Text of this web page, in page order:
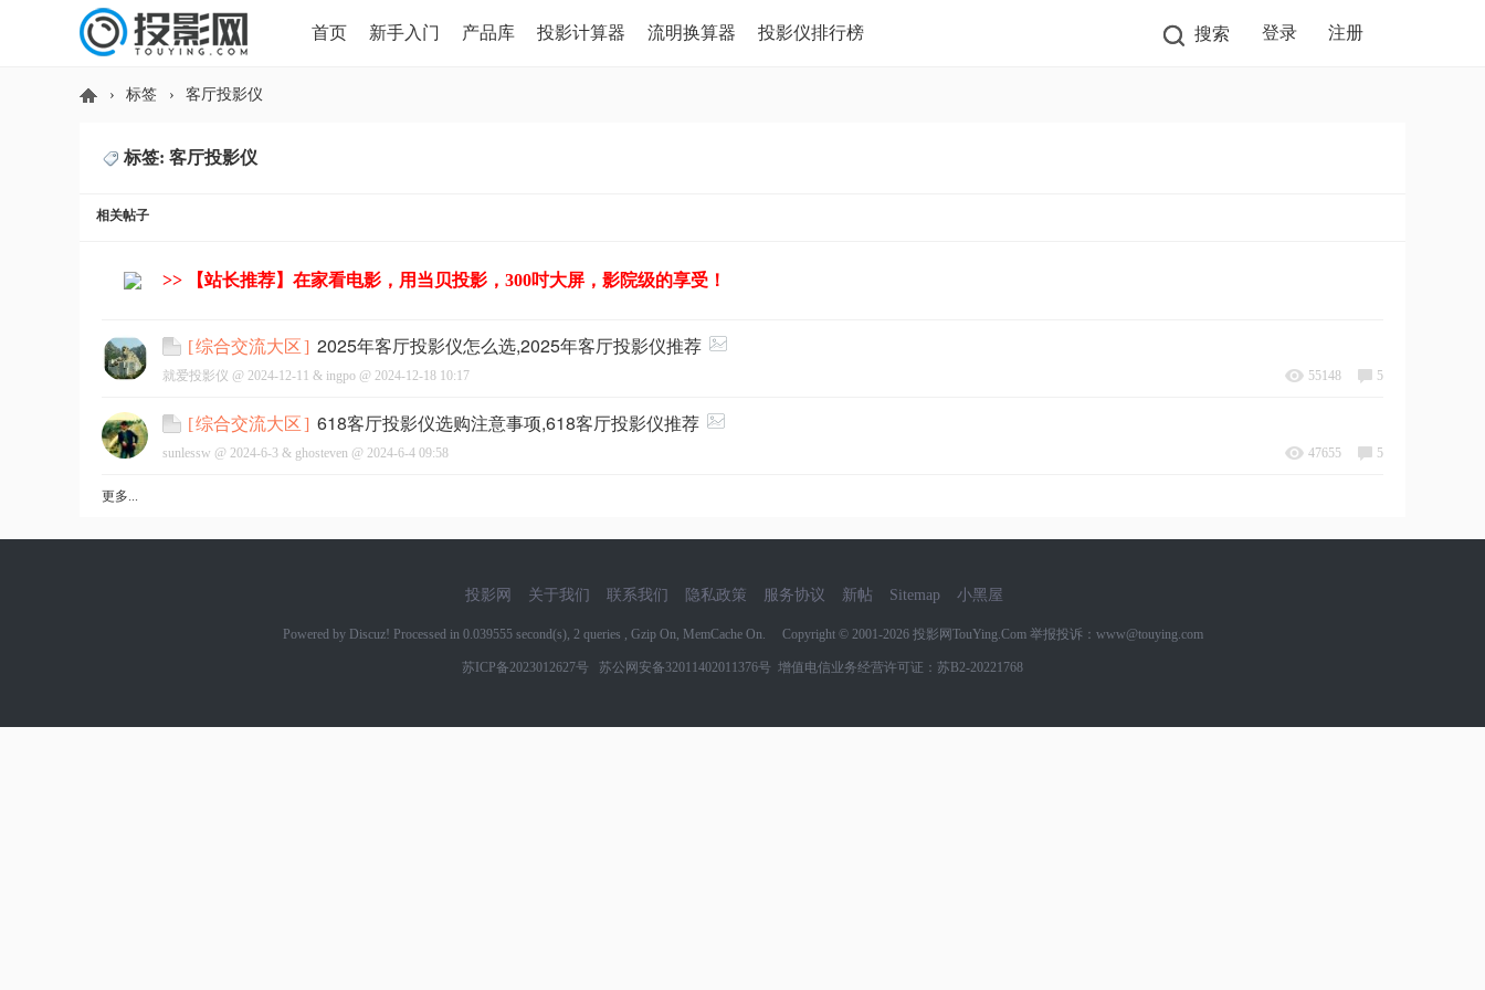
首页 新手入门 产品库 投影计算器 流明换算器 投影仪排行榜
HDMI版本对比 导读
搜索 登录 注册
› 标签 › 客厅投影仪
标签: 客厅投影仪
相关帖子
>> 【站长推荐】在家看电影，用当贝投影，300吋大屏，影院级的享受！
[综合交流大区] 2025年客厅投影仪怎么选,2025年客厅投影仪推荐
就爱投影仪 @ 2024-12-11 & ingpo @ 2024-12-18 10:17 55148 5
[综合交流大区] 618客厅投影仪选购注意事项,618客厅投影仪推荐
sunlessw @ 2024-6-3 & ghosteven @ 2024-6-4 09:58 47655 5
更多...
投影网 关于我们 联系我们 隐私政策 服务协议 新帖 Sitemap 小黑屋
Powered by Discuz! Processed in 0.039555 second(s), 2 queries , Gzip On, MemCache On. Copyright © 2001-2026 投影网TouYing.Com举报投诉：www@touying.com
苏ICP备2023012627号 苏公网安备32011402011376号 增值电信业务经营许可证：苏B2-20221768